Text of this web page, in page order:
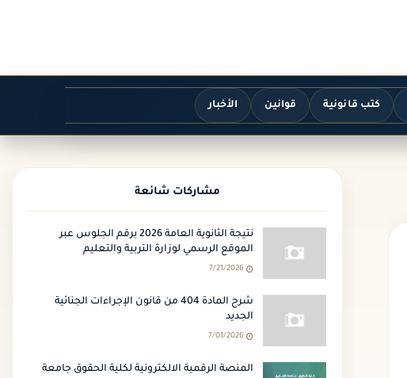
كتب قانونية قوانين الأخبار
مشاركات شائعة
نتيجة الثانوية العامة 2026 برقم الجلوس عبر
الموقع الرسمي لوزارة التربية والتعليم
7/21/2026
شرح المادة 404 من قانون الإجراءات الجنائية
الجديد
7/01/2026
المنصة الرقمية الالكترونية لكلية الحقوق جامعة